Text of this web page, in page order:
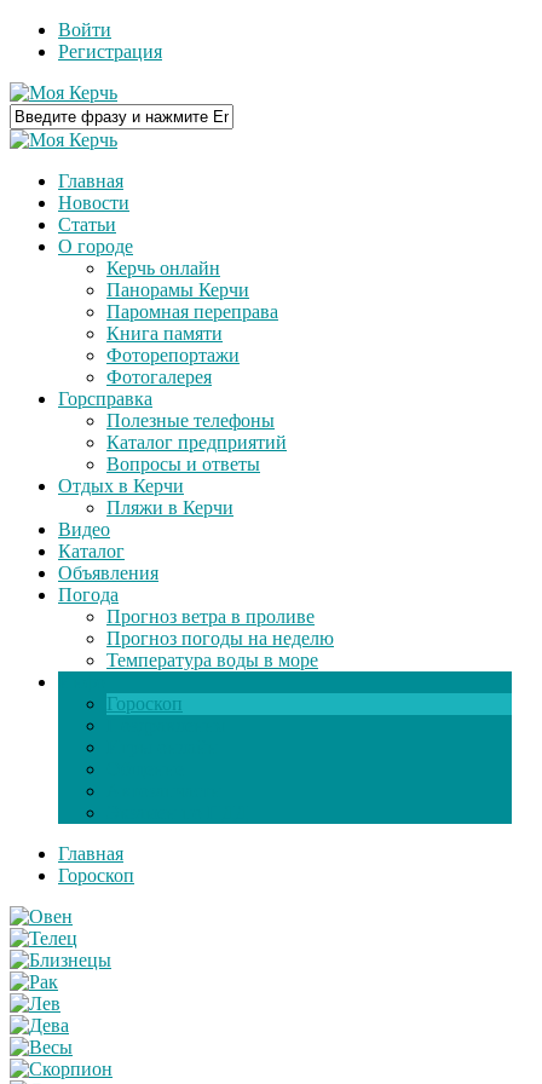
Войти
Регистрация
Главная
Новости
Статьи
О городе
Керчь онлайн
Панорамы Керчи
Паромная переправа
Книга памяти
Фоторепортажи
Фотогалерея
Горсправка
Полезные телефоны
Каталог предприятий
Вопросы и ответы
Отдых в Керчи
Пляжи в Керчи
Видео
Каталог
Объявления
Погода
Прогноз ветра в проливе
Прогноз погоды на неделю
Температура воды в море
Гороскоп
Главная
Гороскоп